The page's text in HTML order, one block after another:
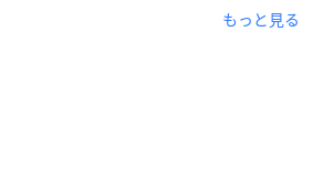
もっと見る